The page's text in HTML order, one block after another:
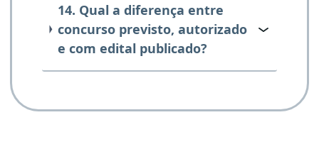
14. Qual a diferença entre
concurso previsto, autorizado
e com edital publicado?